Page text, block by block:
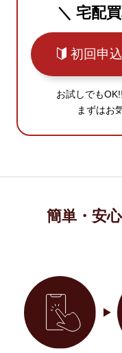
＼ 宅配
初回申込
お試しでも
まずはお
簡単・安